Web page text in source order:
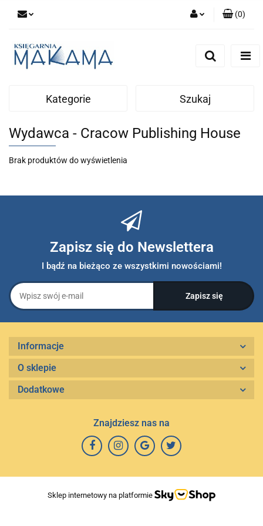
(0)
Kategorie Szukaj
Wydawca - Cracow Publishing House
Brak produktów do wyświetlenia
Zapisz się do Newslettera
I bądź na bieżąco ze wszystkimi nowościami!
Informacje
O sklepie
Dodatkowe
Znajdziesz nas na
Sklep internetowy na platformie